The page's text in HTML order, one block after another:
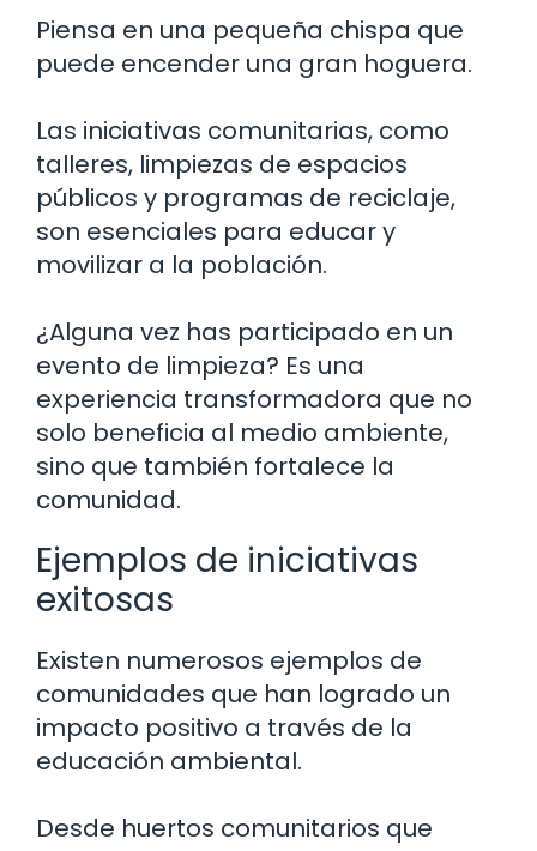
Piensa en una pequeña chispa que
puede encender una gran hoguera.
Las iniciativas comunitarias, como
talleres, limpiezas de espacios
públicos y programas de reciclaje,
son esenciales para educar y
movilizar a la población.
¿Alguna vez has participado en un
evento de limpieza? Es una
experiencia transformadora que no
solo beneficia al medio ambiente,
sino que también fortalece la
comunidad.
Ejemplos de iniciativas
exitosas
Existen numerosos ejemplos de
comunidades que han logrado un
impacto positivo a través de la
educación ambiental.
Desde huertos comunitarios que